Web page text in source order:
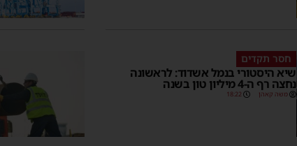
חסר תקדים
שיא היסטורי בנמל אשדוד: לראשונה
נחצה רף ה-4 מיליון טון בשנה
משה קאהן 18:22